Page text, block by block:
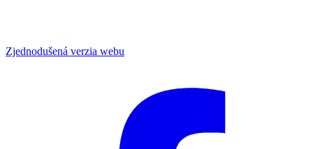
Zjednodušená verzia webu